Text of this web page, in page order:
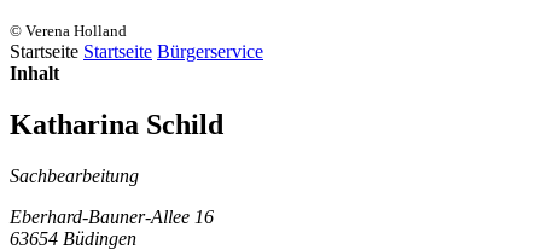
© Verena Holland
Startseite Startseite Bürgerservice
Inhalt
Katharina Schild
Sachbearbeitung
Eberhard-Bauner-Allee 16
63654 Büdingen